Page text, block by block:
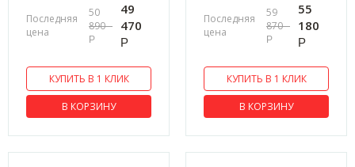
Последняя
цена
50
890
Р
49
470
Р
КУПИТЬ В 1 КЛИК
В КОРЗИНУ
Последняя
цена
59
870
Р
55
180
Р
КУПИТЬ В 1 КЛИК
В КОРЗИНУ